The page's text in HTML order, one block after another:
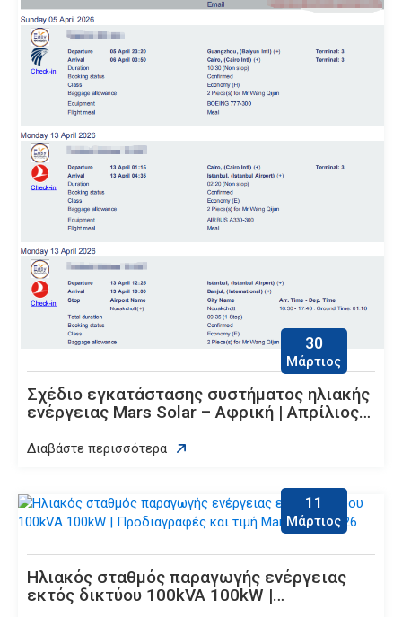
30
Μάρτιος
Σχέδιο εγκατάστασης συστήματος ηλιακής
ενέργειας Mars Solar – Αφρική | Απρίλιος
Διαβάστε περισσότερα
11
Μάρτιος
Ηλιακός σταθμός παραγωγής ενέργειας
εκτός δικτύου 100kVA 100kW |